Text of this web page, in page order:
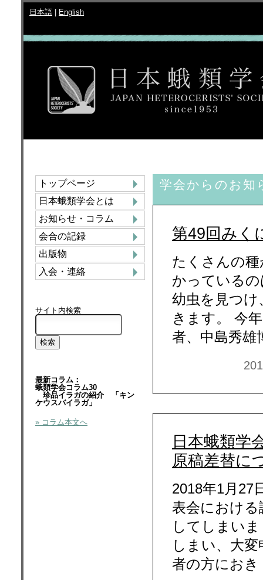
日本語 English
トップページ
日本蛾類学会とは
お知らせ・コラム
会合の記録
出版物
入会・連絡
サイト内検索
最新コラム：
蛾類学会コラム30
珍品イラガの紹介 「キン
ケウスバイラガ」
» コラム本文へ
学会からのお知
第49回みく
たくさんの
かっている
幼虫を見つ
きます。 今
者、中島秀
日本蛾類学
原稿差替に
2018年1月27
表会における
してしまい
しまい、大
者の方にお